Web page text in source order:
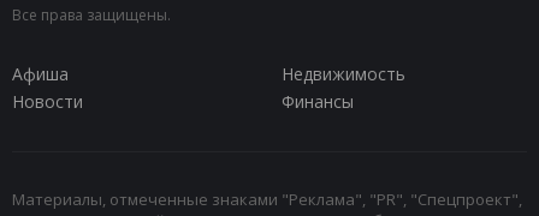
Все права защищены.
Афиша
Недвижимость
Новости
Финансы
Материалы, отмеченные знаками "Реклама", "PR", "Спецпроект",